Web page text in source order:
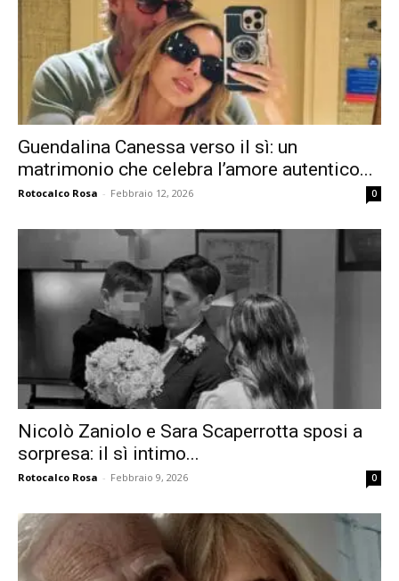
Guendalina Canessa verso il sì: un
matrimonio che celebra l’amore autentico...
Rotocalco Rosa - Febbraio 12, 2026 0
Nicolò Zaniolo e Sara Scaperrotta sposi a
sorpresa: il sì intimo...
Rotocalco Rosa - Febbraio 9, 2026 0